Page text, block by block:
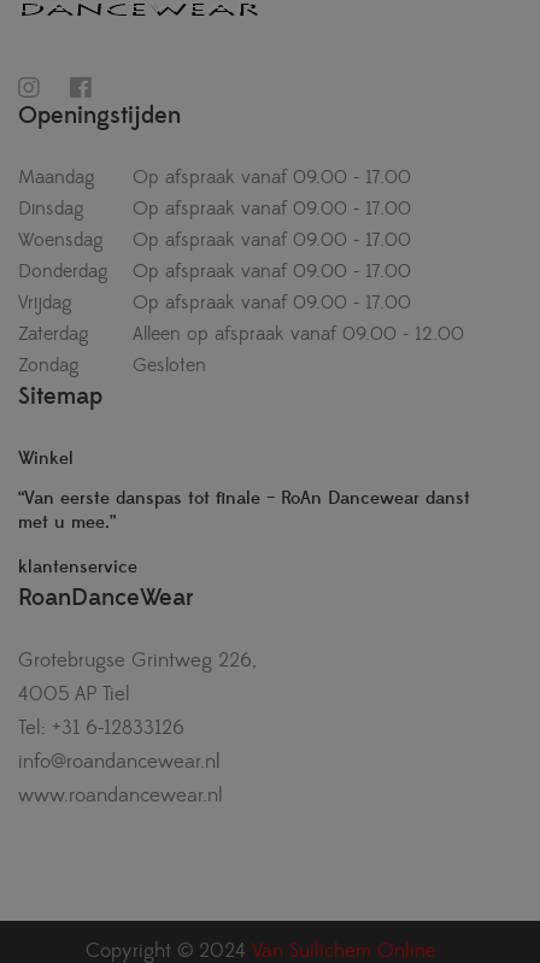
Openingstijden
Maandag
Op afspraak vanaf 09.00 - 17.00
Dinsdag
Op afspraak vanaf 09.00 - 17.00
Woensdag
Op afspraak vanaf 09.00 - 17.00
Donderdag
Op afspraak vanaf 09.00 - 17.00
Vrijdag
Op afspraak vanaf 09.00 - 17.00
Zaterdag
Alleen op afspraak vanaf 09.00 - 12.00
Zondag
Gesloten
Sitemap
Winkel
“Van eerste danspas tot finale – RoAn Dancewear danst
met u mee.”
klantenservice
RoanDanceWear
Grotebrugse Grintweg 226,
4005 AP Tiel
Tel: +31 6-12833126
info@roandancewear.nl
www.roandancewear.nl
Copyright © 2024 Van Suilichem Online